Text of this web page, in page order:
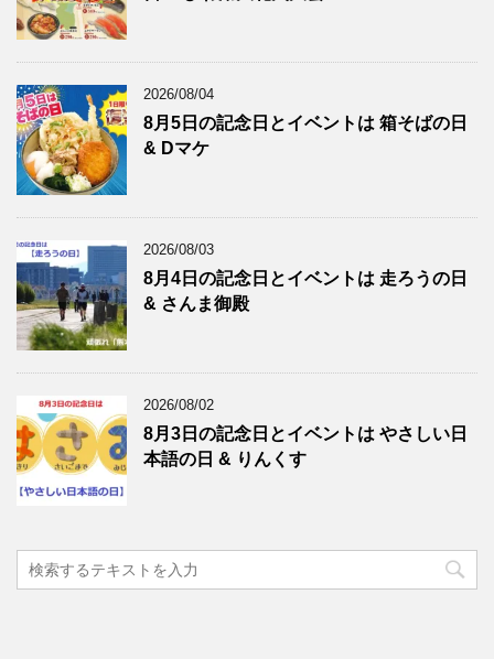
2026/08/04
8月5日の記念日とイベントは 箱そばの日
& Dマケ
2026/08/03
8月4日の記念日とイベントは 走ろうの日
& さんま御殿
2026/08/02
8月3日の記念日とイベントは やさしい日
本語の日 & りんくす